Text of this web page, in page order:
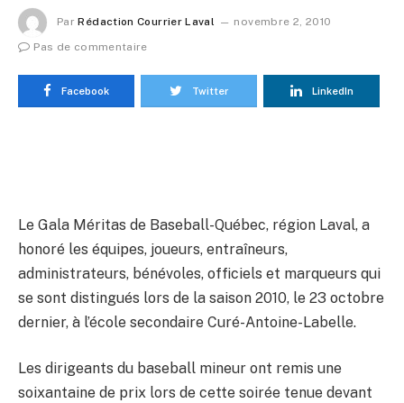
Par Rédaction Courrier Laval
novembre 2, 2010
Pas de commentaire
Facebook Twitter LinkedIn
Le Gala Méritas de Baseball-Québec, région Laval, a
honoré les équipes, joueurs, entraîneurs,
administrateurs, bénévoles, officiels et marqueurs qui
se sont distingués lors de la saison 2010, le 23 octobre
dernier, à l’école secondaire Curé-Antoine-Labelle.
Les dirigeants du baseball mineur ont remis une
soixantaine de prix lors de cette soirée tenue devant